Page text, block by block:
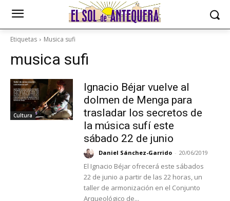
Etiquetas Musica sufi
musica sufi
Cultura
Ignacio Béjar vuelve al
dolmen de Menga para
trasladar los secretos de
la música sufí este
sábado 22 de junio
Daniel Sánchez-Garrido - 20/06/2019
El Ignacio Béjar ofrecerá este sábados
22 de junio a partir de las 22 horas, un
taller de armonización en el Conjunto
Arqueológico de...